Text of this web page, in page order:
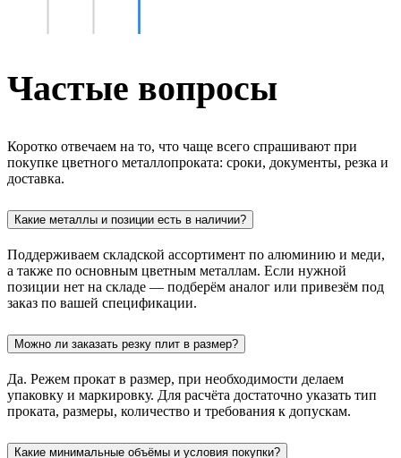
Частые вопросы
Коротко отвечаем на то, что чаще всего спрашивают при
покупке цветного металлопроката: сроки, документы, резка и
доставка.
Какие металлы и позиции есть в наличии?
Поддерживаем складской ассортимент по алюминию и меди,
а также по основным цветным металлам. Если нужной
позиции нет на складе — подберём аналог или привезём под
заказ по вашей спецификации.
Можно ли заказать резку плит в размер?
Да. Режем прокат в размер, при необходимости делаем
упаковку и маркировку. Для расчёта достаточно указать тип
проката, размеры, количество и требования к допускам.
Какие минимальные объёмы и условия покупки?